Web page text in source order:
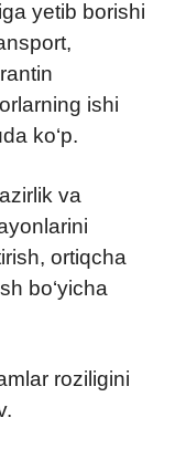
yetib borishi
ishi
ko‘p.
va
ortiqcha
bo‘yicha
roziligini